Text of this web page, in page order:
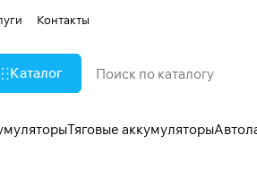
Контакты
Каталог
Тяговые аккумуляторы